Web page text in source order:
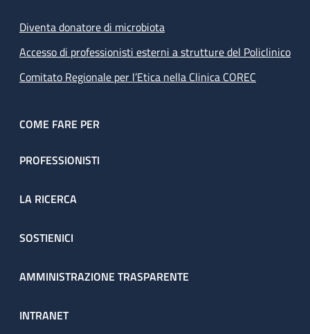
Diventa donatore di microbiota
Accesso di professionisti esterni a strutture del Policlinico
Comitato Regionale per l’Etica nella Clinica COREC
COME FARE PER
PROFESSIONISTI
LA RICERCA
SOSTIENICI
AMMINISTRAZIONE TRASPARENTE
INTRANET